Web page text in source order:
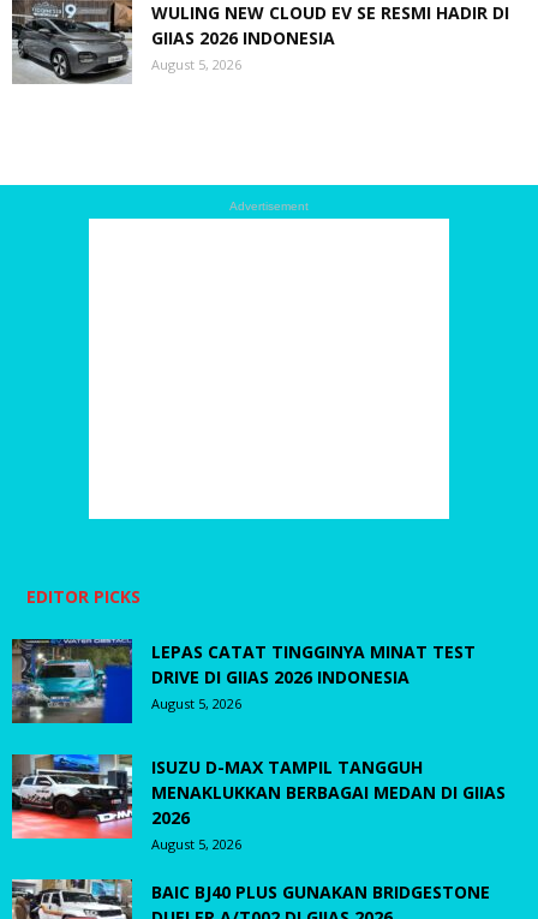
WULING NEW CLOUD EV SE RESMI HADIR DI
GIIAS 2026 INDONESIA
August 5, 2026
Advertisement
EDITOR PICKS
LEPAS CATAT TINGGINYA MINAT TEST
DRIVE DI GIIAS 2026 INDONESIA
August 5, 2026
ISUZU D-MAX TAMPIL TANGGUH
MENAKLUKKAN BERBAGAI MEDAN DI GIIAS
2026
August 5, 2026
BAIC BJ40 PLUS GUNAKAN BRIDGESTONE